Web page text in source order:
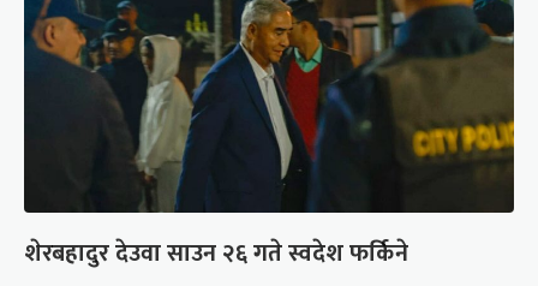
शेरबहादुर देउवा साउन २६ गते स्वदेश फर्किने